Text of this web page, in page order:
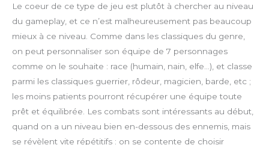
y
e
e
r
f
u
l
l
s
c
n
l
a
d
Le coeur de ce type de jeu est plutôt à chercher au niveau
du gameplay, et ce n’est malheureusement pas beaucoup
mieux à ce niveau. Comme dans les classiques du genre,
on peut personnaliser son équipe de 7 personnages
comme on le souhaite : race (humain, nain, elfe…), et classe
parmi les classiques guerrier, rôdeur, magicien, barde, etc ;
les moins patients pourront récupérer une équipe toute
prêt et équilibrée. Les combats sont intéressants au début,
quand on a un niveau bien en-dessous des ennemis, mais
se révèlent vite répétitifs : on se contente de choisir